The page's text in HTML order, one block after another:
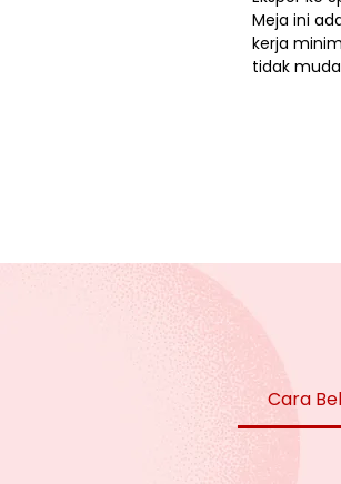
Meja ini
kerja
tidak
Cara